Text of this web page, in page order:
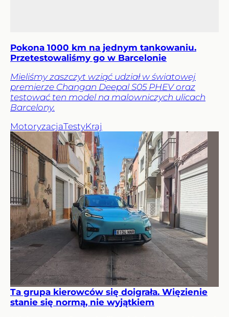
Pokona 1000 km na jednym tankowaniu.
Przetestowaliśmy go w Barcelonie
Mieliśmy zaszczyt wziąć udział w światowej
premierze Changan Deepal S05 PHEV oraz
testować ten model na malowniczych ulicach
Barcelony.
MotoryzacjaTestyKraj
Ta grupa kierowców się doigrała. Więzienie
stanie się normą, nie wyjątkiem